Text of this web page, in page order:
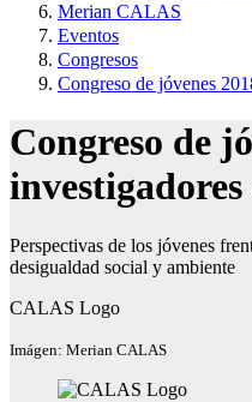
Merian CALAS
Eventos
Congresos
Congreso de jóvenes
Congreso de
Perspectivas de los jóvenes
desigualdad social y ambiente
CALAS Logo
Imágen: Merian CALAS